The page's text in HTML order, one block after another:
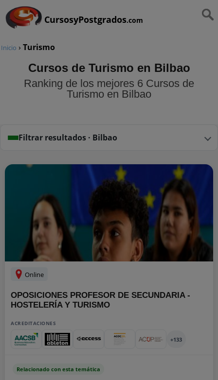
CursosyPostgrados.com
Inicio › Turismo
Cursos de Turismo en Bilbao
Ranking de los mejores 6 Cursos de
Turismo en Bilbao
Filtrar resultados · Bilbao
Online
OPOSICIONES PROFESOR DE SECUNDARIA -
HOSTELERÍA Y TURISMO
ACREDITACIONES
+133
Relacionado con esta temática